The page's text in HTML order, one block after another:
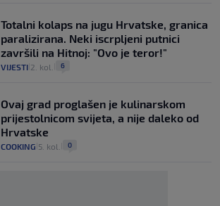
Totalni kolaps na jugu Hrvatske, granica
paralizirana. Neki iscrpljeni putnici
završili na Hitnoj: "Ovo je teror!"
VIJESTI 2. kol. 6
Ovaj grad proglašen je kulinarskom
prijestolnicom svijeta, a nije daleko od
Hrvatske
COOKING 5. kol. 0